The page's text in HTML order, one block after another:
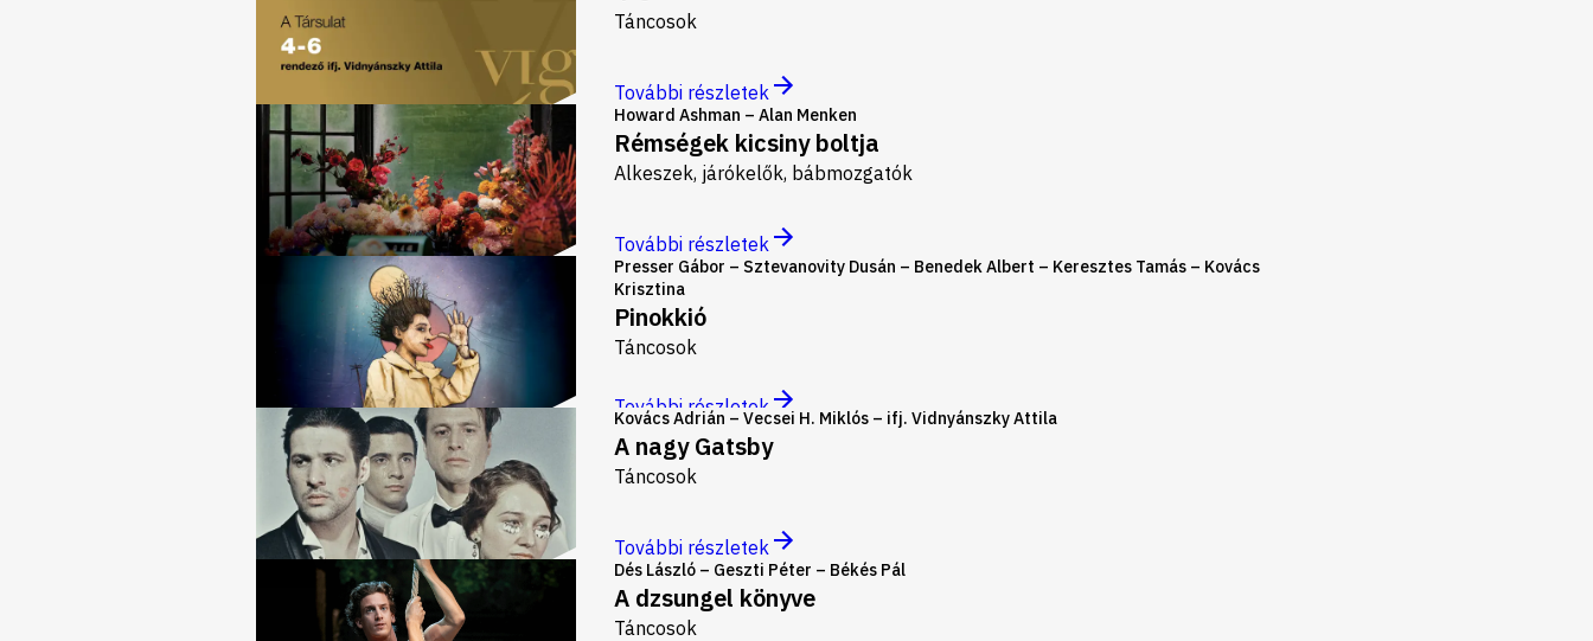
Táncosok
További részletek
Howard Ashman – Alan Menken
Rémségek kicsiny boltja
Alkeszek, járókelők, bábmozgatók
További részletek
Presser Gábor – Sztevanovity Dusán – Benedek Albert – Keresztes Tamás – Kovács
Krisztina
Pinokkió
Táncosok
További részletek
Kovács Adrián – Vecsei H. Miklós – ifj. Vidnyánszky Attila
A nagy Gatsby
Táncosok
További részletek
Dés László – Geszti Péter – Békés Pál
A dzsungel könyve
Táncosok